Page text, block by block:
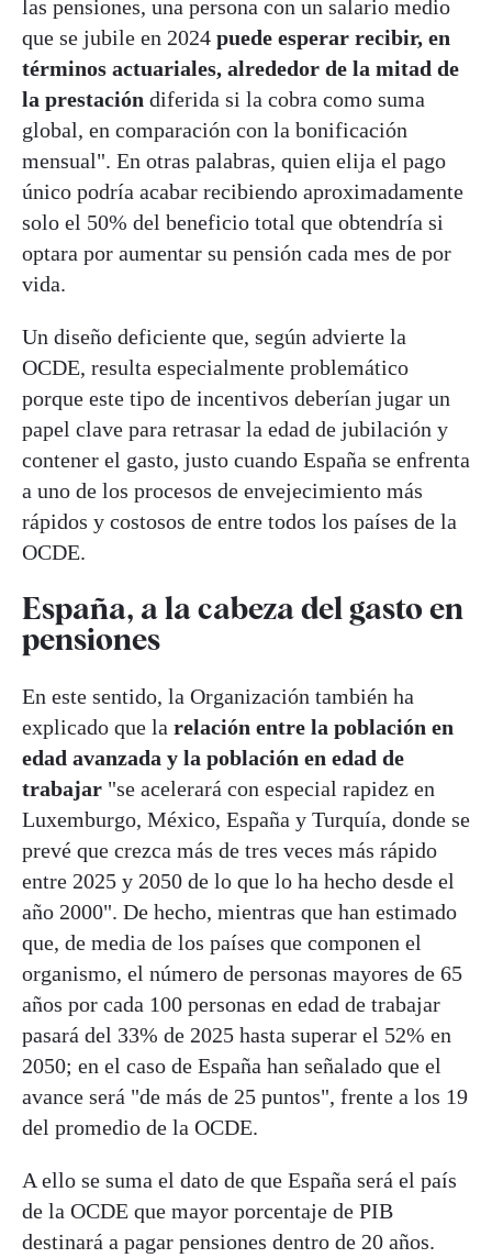
las pensiones, una persona con un salario medio
que se jubile en 2024 puede esperar recibir, en
términos actuariales, alrededor de la mitad de
la prestación diferida si la cobra como suma
global, en comparación con la bonificación
mensual". En otras palabras, quien elija el pago
único podría acabar recibiendo aproximadamente
solo el 50% del beneficio total que obtendría si
optara por aumentar su pensión cada mes de por
vida.
Un diseño deficiente que, según advierte la
OCDE, resulta especialmente problemático
porque este tipo de incentivos deberían jugar un
papel clave para retrasar la edad de jubilación y
contener el gasto, justo cuando España se enfrenta
a uno de los procesos de envejecimiento más
rápidos y costosos de entre todos los países de la
OCDE.
España, a la cabeza del gasto en
pensiones
En este sentido, la Organización también ha
explicado que la relación entre la población en
edad avanzada y la población en edad de
trabajar "se acelerará con especial rapidez en
Luxemburgo, México, España y Turquía, donde se
prevé que crezca más de tres veces más rápido
entre 2025 y 2050 de lo que lo ha hecho desde el
año 2000". De hecho, mientras que han estimado
que, de media de los países que componen el
organismo, el número de personas mayores de 65
años por cada 100 personas en edad de trabajar
pasará del 33% de 2025 hasta superar el 52% en
2050; en el caso de España han señalado que el
avance será "de más de 25 puntos", frente a los 19
del promedio de la OCDE.
A ello se suma el dato de que España será el país
de la OCDE que mayor porcentaje de PIB
destinará a pagar pensiones dentro de 20 años.